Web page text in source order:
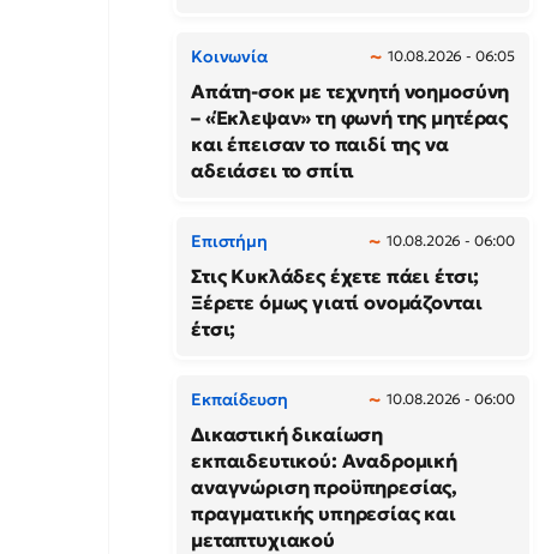
Κοινωνία 10.08.2026 - 06:05
Απάτη-σοκ με τεχνητή νοημοσύνη
– «Έκλεψαν» τη φωνή της μητέρας
και έπεισαν το παιδί της να
αδειάσει το σπίτι
Επιστήμη 10.08.2026 - 06:00
Στις Κυκλάδες έχετε πάει έτσι;
Ξέρετε όμως γιατί ονομάζονται
έτσι;
Εκπαίδευση 10.08.2026 - 06:00
Δικαστική δικαίωση
εκπαιδευτικού: Αναδρομική
αναγνώριση προϋπηρεσίας,
πραγματικής υπηρεσίας και
μεταπτυχιακού